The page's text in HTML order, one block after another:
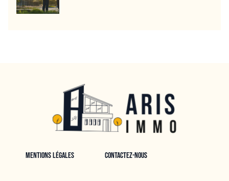
Mentions légales Contactez-nous